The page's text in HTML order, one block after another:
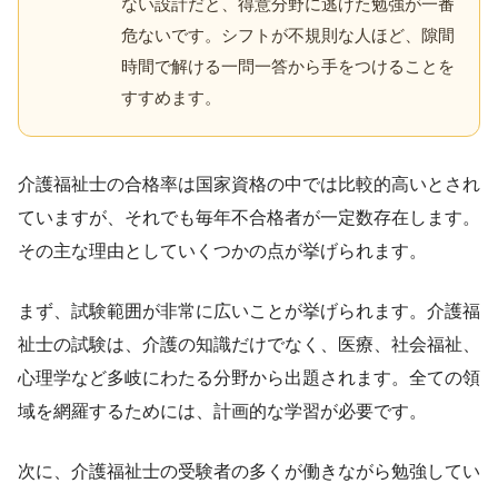
危ないです。シフトが不規則な人ほど、隙間
時間で解ける一問一答から手をつけることを
すすめます。
介護福祉士の合格率は国家資格の中では比較的高いとされ
ていますが、それでも毎年不合格者が一定数存在します。
その主な理由としていくつかの点が挙げられます。
まず、試験範囲が非常に広いことが挙げられます。介護福
祉士の試験は、介護の知識だけでなく、医療、社会福祉、
心理学など多岐にわたる分野から出題されます。全ての領
域を網羅するためには、計画的な学習が必要です。
次に、介護福祉士の受験者の多くが働きながら勉強してい